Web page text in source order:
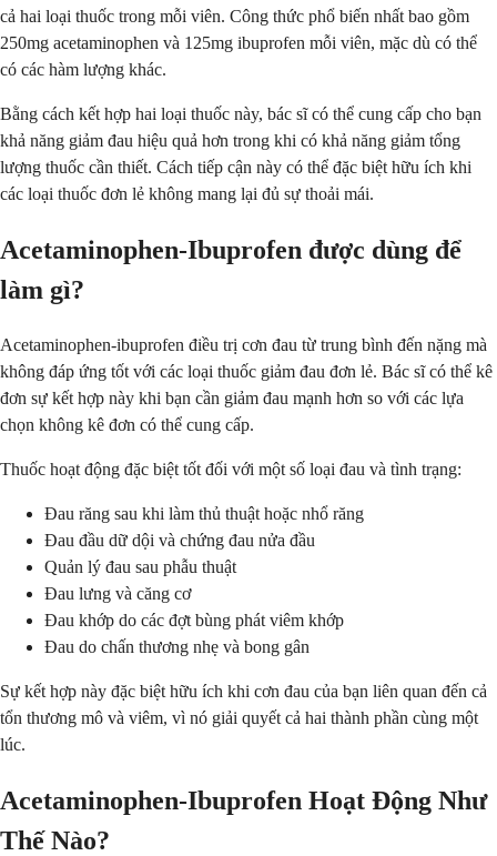
cả hai loại thuốc trong mỗi viên. Công thức phổ biến nhất bao gồm
250mg acetaminophen và 125mg ibuprofen mỗi viên, mặc dù có thể
có các hàm lượng khác.
Bằng cách kết hợp hai loại thuốc này, bác sĩ có thể cung cấp cho bạn
khả năng giảm đau hiệu quả hơn trong khi có khả năng giảm tổng
lượng thuốc cần thiết. Cách tiếp cận này có thể đặc biệt hữu ích khi
các loại thuốc đơn lẻ không mang lại đủ sự thoải mái.
Acetaminophen-Ibuprofen được dùng để
làm gì?
Acetaminophen-ibuprofen điều trị cơn đau từ trung bình đến nặng mà
không đáp ứng tốt với các loại thuốc giảm đau đơn lẻ. Bác sĩ có thể kê
đơn sự kết hợp này khi bạn cần giảm đau mạnh hơn so với các lựa
chọn không kê đơn có thể cung cấp.
Thuốc hoạt động đặc biệt tốt đối với một số loại đau và tình trạng:
Đau răng sau khi làm thủ thuật hoặc nhổ răng
Đau đầu dữ dội và chứng đau nửa đầu
Quản lý đau sau phẫu thuật
Đau lưng và căng cơ
Đau khớp do các đợt bùng phát viêm khớp
Đau do chấn thương nhẹ và bong gân
Sự kết hợp này đặc biệt hữu ích khi cơn đau của bạn liên quan đến cả
tổn thương mô và viêm, vì nó giải quyết cả hai thành phần cùng một
lúc.
Acetaminophen-Ibuprofen Hoạt Động Như
Thế Nào?